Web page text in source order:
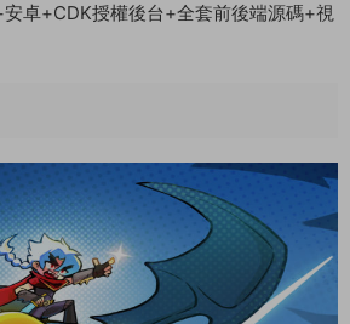
卓+CDK授權後台+全套前後端源碼+視